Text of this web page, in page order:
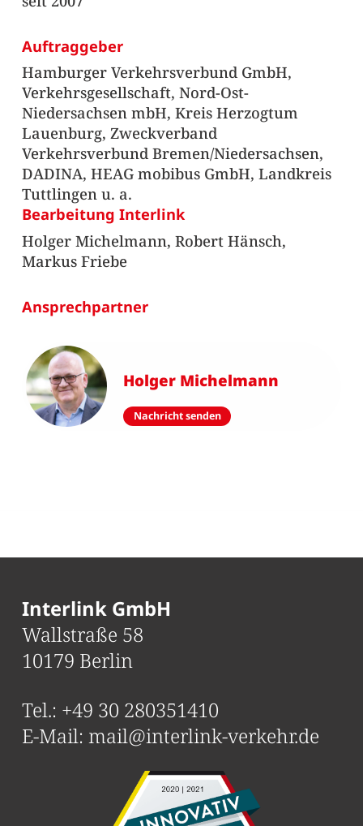
Auftraggeber
Hamburger Verkehrsverbund GmbH,
Verkehrsgesellschaft, Nord-Ost-
Niedersachsen mbH, Kreis Herzogtum
Lauenburg, Zweckverband
Verkehrsverbund Bremen/Niedersachsen,
DADINA, HEAG mobibus GmbH, Landkreis
Tuttlingen u. a.
Bearbeitung Interlink
Holger Michelmann, Robert Hänsch,
Markus Friebe
Ansprechpartner
Holger Michelmann
Nachricht senden
Interlink GmbH
Wallstraße 58
10179 Berlin
Tel.: +49 30 280351410
E-Mail: mail@interlink-verkehr.de